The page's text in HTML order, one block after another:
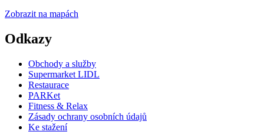
Zobrazit na mapách
Odkazy
Obchody a služby
Supermarket LIDL
Restaurace
PARKet
Fitness & Relax
Zásady ochrany osobních údajů
Ke stažení